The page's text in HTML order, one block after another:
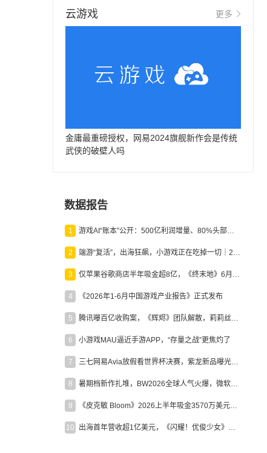
云游戏 更多
金庸最重磅授权，网易2024旗舰新作会是传统
武侠的破壁人吗
数据报告
1 游戏AI“账本”公开：500亿利润增量、80%头部入局，谁在闷声发财？
2 端游“复活”，出海狂飙，小游戏正在吃掉一切｜2026上半年产业报告
3 仅苹果谷歌商店半年吸金超8亿，《终末地》6月份收入显著回暖
4 《2026年1-6月中国游戏产业报告》正式发布
5 腾讯曝百亿收购案，《辉烬》团队解散，莉莉丝新作曝光｜陀螺周报
6 小游戏MAU逼近手游APP，“存量之战”更焦灼了
7 三七网易Avia放假看世界杯决赛，紫龙新品曝光，米哈游新作上线 | 陀螺周报
8 暑期档新作扎堆，BW2026全球人气火爆，微软XBOX大裁员|陀螺周报
9 《皮克敏 Bloom》2026上半年吸金3570万美元，中国台湾成最大市场
10 出海首年营收超1亿美元，《闪耀！优俊少女》美国市场占比达七成